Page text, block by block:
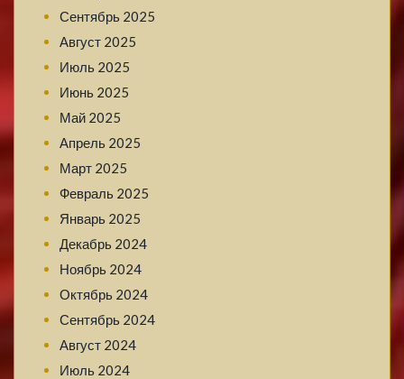
Сентябрь 2025
Август 2025
Июль 2025
Июнь 2025
Май 2025
Апрель 2025
Март 2025
Февраль 2025
Январь 2025
Декабрь 2024
Ноябрь 2024
Октябрь 2024
Сентябрь 2024
Август 2024
Июль 2024